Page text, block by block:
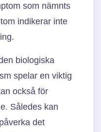
som nämnts
indikerar inte
biologiska
spelar en viktig
också för
Således kan
det